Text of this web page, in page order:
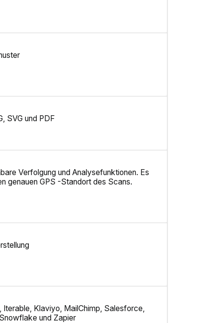
SVG und PDF
Verfolgung und Analysefunktionen. Es
genauen GPS -Standort des Scans.
Iterable, Klaviyo, MailChimp, Salesforce,
und Zapier